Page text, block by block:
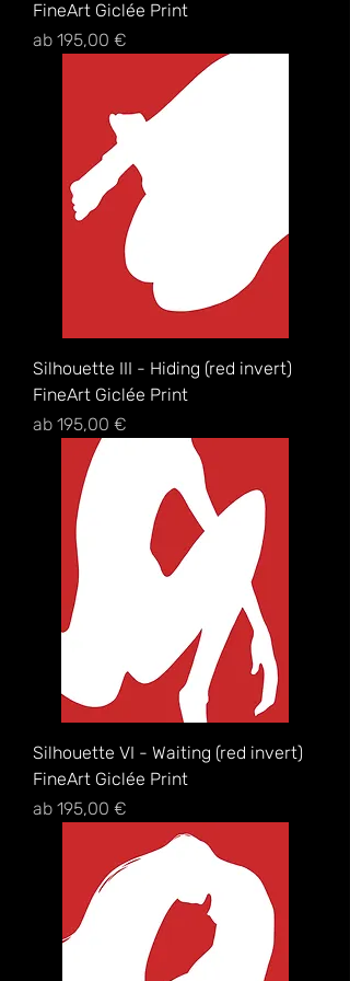
FineArt Giclée Print
ab 195,00 €
Sale-Preis
Silhouette III - Hiding (red invert)
FineArt Giclée Print
ab 195,00 €
Sale-Preis
Silhouette VI - Waiting (red invert)
FineArt Giclée Print
ab 195,00 €
Sale-Preis